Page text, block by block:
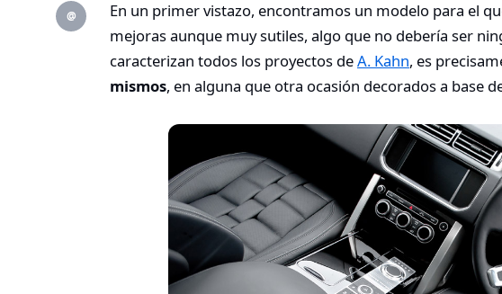
@
En un primer vistazo, encontramos un modelo para el
mejoras aunque muy sutiles, algo que no debería ser
caracterizan todos los proyectos deA. Kahn, es
mismos, en alguna que otra ocasión decorados a base